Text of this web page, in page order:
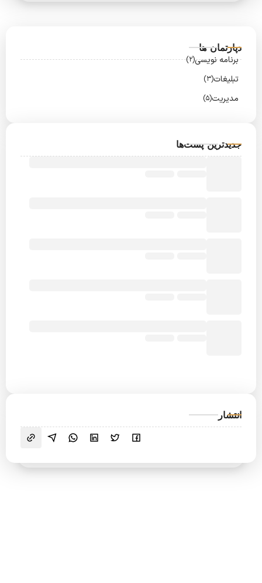
دپارتمان ها
برنامه نویسی(2)
تبلیغات(3)
مدیریت(5)
جدیدترین پست‌ها
انتشار